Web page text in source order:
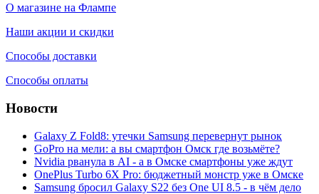
О магазине на Флампе
Наши акции и скидки
Способы доставки
Способы оплаты
Новости
Galaxy Z Fold8: утечки Samsung перевернут рынок
GoPro на мели: а вы смартфон Омск где возьмёте?
Nvidia рванула в AI - а в Омске смартфоны уже ждут
OnePlus Turbo 6X Pro: бюджетный монстр уже в Омске
Samsung бросил Galaxy S22 без One UI 8.5 - в чём дело